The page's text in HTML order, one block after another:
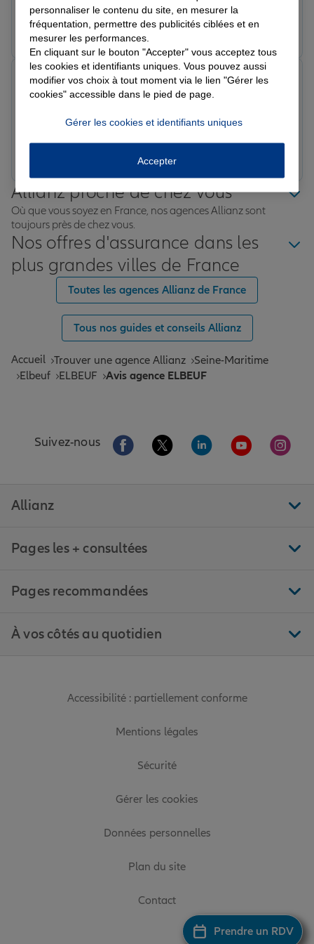
Prendre un RDV
contrat suite a l achat d un véhicule.
Prendre un RDV Voir l'agence
Note de 5 sur 5
Le 09/04/2026 - Agence ELBEUF
Le G.
Allianz proche de chez vous
Où que vous soyez en France, nos agences Allianz sont
toujours près de chez vous.
Nos offres d'assurance dans les
plus grandes villes de France
Toutes les agences Allianz de France
Tous nos guides et conseils Allianz
Accueil Trouver une agence Allianz
Seine-Maritime
Elbeuf
ELBEUF Avis agence ELBEUF
Suivez-nous Aller sur la page Facebook de Allianz
Aller sur la page Twitter de
Aller sur la page
Aller sur la
Aller
Allianz
Pages les + consultées
Pages recommandées
À vos côtés au quotidien
Accessibilité : partiellement conforme
Mentions légales
Sécurité
Gérer les cookies
Données personnelles
Plan du site
Contact
personnaliser le contenu du site, en mesurer la
fréquentation, permettre des publicités ciblées et en
mesurer les performances.
En cliquant sur le bouton "Accepter" vous acceptez tous
les cookies et identifiants uniques. Vous pouvez aussi
modifier vos choix à tout moment via le lien "Gérer les
cookies" accessible dans le pied de page.
Gérer les cookies et identifiants uniques
Accepter